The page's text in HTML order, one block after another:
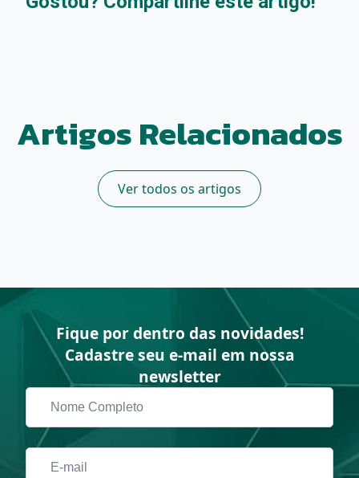
Artigos Relacionados
Ver todos os artigos
Fique por dentro das novidades!
Cadastre seu e-mail em nossa
newsletter
Nome
Completo
Email